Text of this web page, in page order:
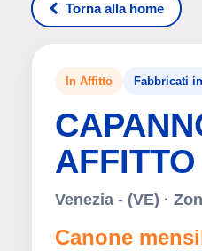
Torna alla home
In Affitto Fabbricati
Venezia - (VE) ·
Canone